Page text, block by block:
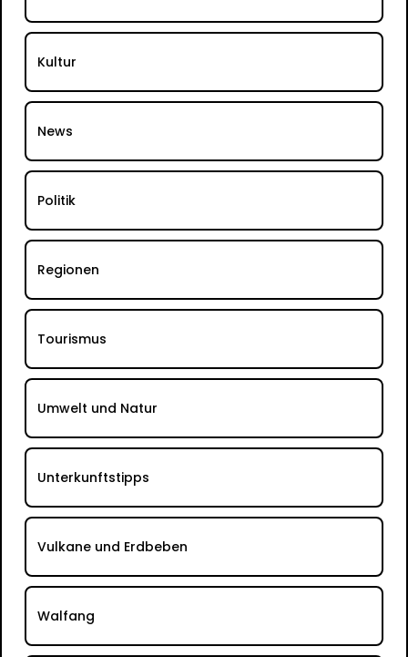
Kultur
News
Politik
Regionen
Tourismus
Umwelt und Natur
Unterkunftstipps
Vulkane und Erdbeben
Walfang